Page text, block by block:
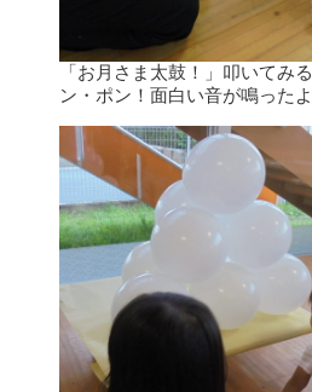
「お月さま太鼓！」叩いてみ
ン・ポン！面白い音が鳴った